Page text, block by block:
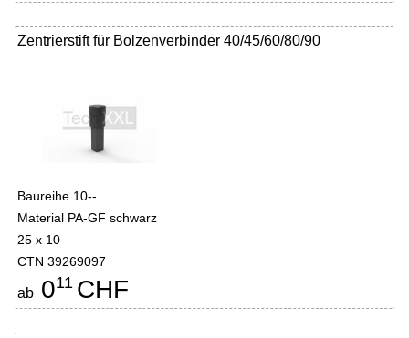
Zentrierstift für Bolzenverbinder 40/45/60/80/90
Baureihe 10--
Material PA-GF schwarz
25 x 10
CTN 39269097
ab 011 CHF